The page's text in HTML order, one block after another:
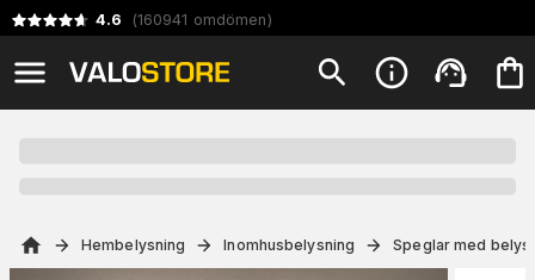
4.6 (160941 omdömen)
Hembelysning Inomhusbelysning Speglar med